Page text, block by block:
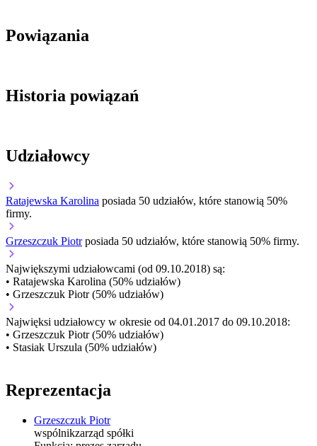
Powiązania
Historia powiązań
Udziałowcy
Ratajewska Karolina posiada 50 udziałów, które stanowią 50%
firmy.
Grzeszczuk Piotr posiada 50 udziałów, które stanowią 50% firmy.
Największymi udziałowcami (od 09.10.2018) są:
• Ratajewska Karolina (50% udziałów)
• Grzeszczuk Piotr (50% udziałów)
Najwięksi udziałowcy w okresie od 04.01.2017 do 09.10.2018:
• Grzeszczuk Piotr (50% udziałów)
• Stasiak Urszula (50% udziałów)
Reprezentacja
Grzeszczuk Piotr
wspólnikzarząd spółki